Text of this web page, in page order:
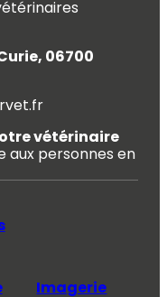
06700
vétérinaire
aux personnes en
Imagerie